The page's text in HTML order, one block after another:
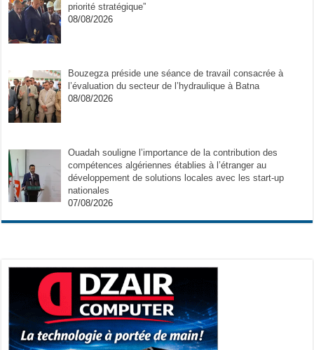
priorité stratégique”
08/08/2026
Bouzegza préside une séance de travail consacrée à
l’évaluation du secteur de l’hydraulique à Batna
08/08/2026
Ouadah souligne l’importance de la contribution des
compétences algériennes établies à l’étranger au
développement de solutions locales avec les start-up
nationales
07/08/2026